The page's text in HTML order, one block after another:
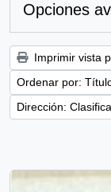
Opciones
Imprimir vista
Ordenar por:
Dirección: